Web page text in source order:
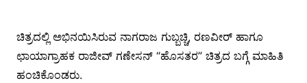
ಚಿತ್ರದಲ್ಲಿ ಅಭಿನಯಿಸಿರುವ ನಾಗರಾಜ ಗುಬ್ಬಚ್ಚಿ, ರಣವೀರ್ ಹಾಗೂ
ಛಾಯಾಗ್ರಾಹಕ ರಾಜೀವ್ ಗಣೇಸನ್ “ಹೊಸತರ” ಚಿತ್ರದ ಬಗ್ಗೆ ಮಾಹಿತಿ
ಹಂಚಿಕೊಂಡರು.